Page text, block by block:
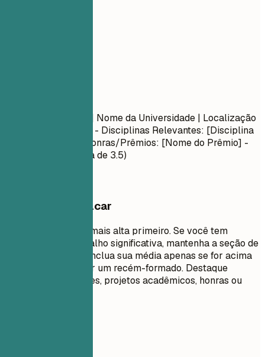
| Nome da Universidade | Localização
- Disciplinas Relevantes: [Disciplina
1], [Disciplina 2] - Honras/Prêmios: [Nome do Prêmio] -
Média: X.X (se acima de 3.5)
O que vale destacar
Liste sua formação mais alta primeiro. Se você tem
experiência de trabalho significativa, mantenha a seção de
educação concisa. Inclua sua média apenas se for acima
de 3.5 ou se você for um recém-formado. Destaque
disciplinas relevantes, projetos acadêmicos, honras ou